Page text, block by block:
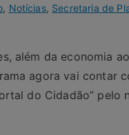
, Notícias, Secretaria de
além da economia
agora vai contar
do Cidadão” pelo